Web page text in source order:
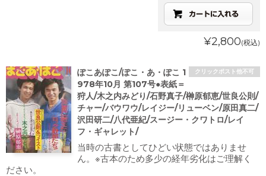
¥2,800(税込)
クリックポスト他不可
ぽこあぽこ/ぽこ・あ・ぽこ 1
978年10月 第107号●表紙＝
狩人/木之内みどり/石野真子/榊原郁恵/世良公則/
チャー/バウワウ/レイジー/リューベン/原田真二/
沢田研二/八代亜紀/スージー・クワトロ/レイ
フ・ギャレット/
当時の古書としてひどい状態ではありませ
ん。※古本のため多少の経年劣化はご理解く
ださい。